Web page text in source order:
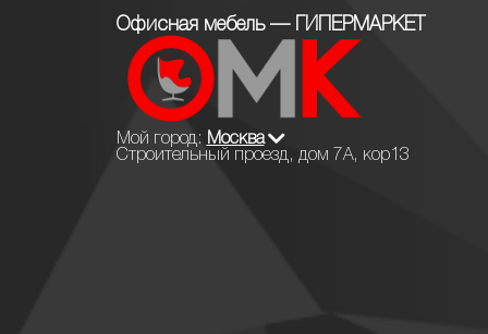
Офисная мебель — ГИПЕРМАРКЕТ
Мой город:
Москва
Строительный проезд, дом 7А, кор13